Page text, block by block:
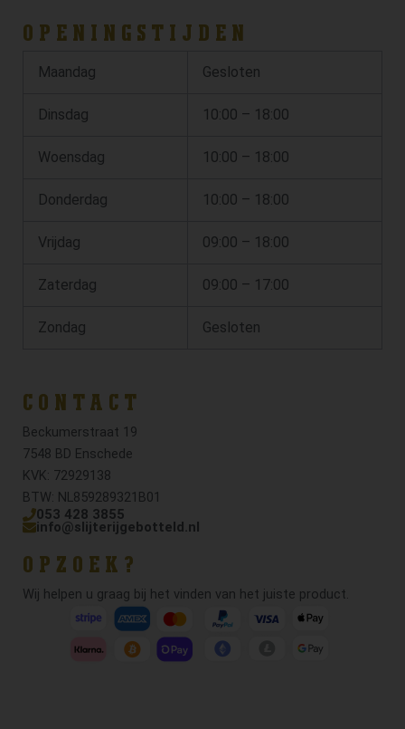
OPENINGSTIJDEN
Maandag Gesloten
Dinsdag 10:00 – 18:00
Woensdag 10:00 – 18:00
Donderdag 10:00 – 18:00
Vrijdag 09:00 – 18:00
Zaterdag 09:00 – 17:00
Zondag Gesloten
CONTACT
Beckumerstraat 19
7548 BD Enschede
KVK: 72929138
BTW: NL859289321B01
053 428 3855
info@slijterijgebotteld.nl
OPZOEK?
Wij helpen u graag bij het vinden van het juiste product.